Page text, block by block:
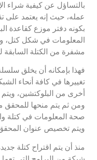
بالتساؤل عن كيفية شراء
عمله، حيث إنه يعتمد على
بكونه دفتر موزع كقاعدة
المعلومات في شكل كتل،
مشفرة من الكتلة السابقة
فهذا بإمكانه أن يخلق
تغييرها في كافة أنحاء
أخرى من البلوكتشين،
ومن ثم يتم منحها للمحقق
صحة المعلومات في كتلة
ويتم تخصيص عنوان
منذ أن يتم اقتراح كتلة